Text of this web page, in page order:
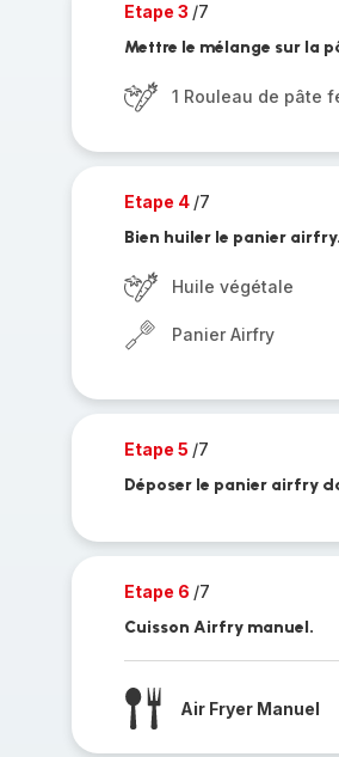
Etape 3 /7
Mettre le mélange sur la
1 Rouleau de pâte
Etape 4 /7
Bien huiler le panier
Huile végétale
Panier Airfry
Etape 5 /7
Déposer le panier airfry
Etape 6 /7
Cuisson Airfry manuel.
Air Fryer Manuel